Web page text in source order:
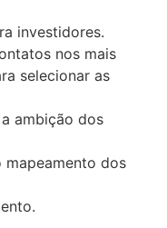
investidores.
nos mais
selecionar as
ambição dos
mapeamento dos